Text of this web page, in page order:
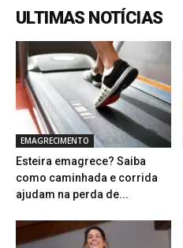
ULTIMAS NOTÍCIAS
EMAGRECIMENTO
Esteira emagrece? Saiba
como caminhada e corrida
ajudam na perda de...